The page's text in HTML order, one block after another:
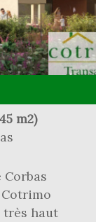
m2)
très haut